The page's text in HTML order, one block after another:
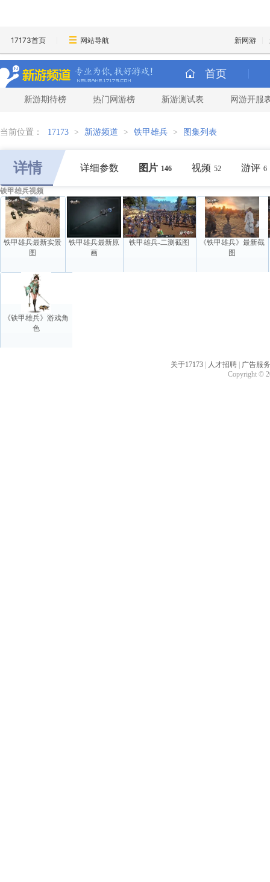
17173首页 网站导航 新网游
首页
新游期待榜 热门网游榜 新游测试表 网游开服
当前位置： 17173 > 新游频道 > 铁甲雄兵 > 图集列表
详情 详细参数 图片 146 视频 52 游评 6
铁甲雄兵视频
铁甲雄兵最新实景
图
铁甲雄兵最新原
画
铁甲雄兵-二测截图
《铁甲雄兵》最新截
图
《铁甲雄兵》游戏角
色
关于17173 人才招聘
广告服务
Copyright ©